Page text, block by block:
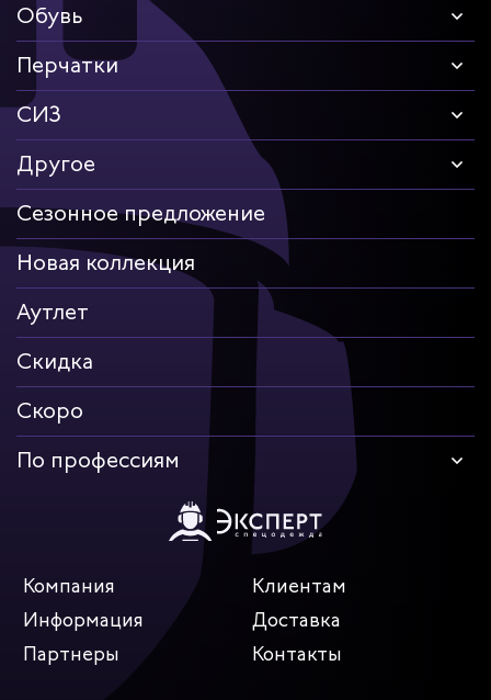
Обувь
Перчатки
СИЗ
Другое
Сезонное предложение
Новая коллекция
Аутлет
Скидка
Скоро
По профессиям
Компания
Клиентам
Информация
Доставка
Партнеры
Контакты